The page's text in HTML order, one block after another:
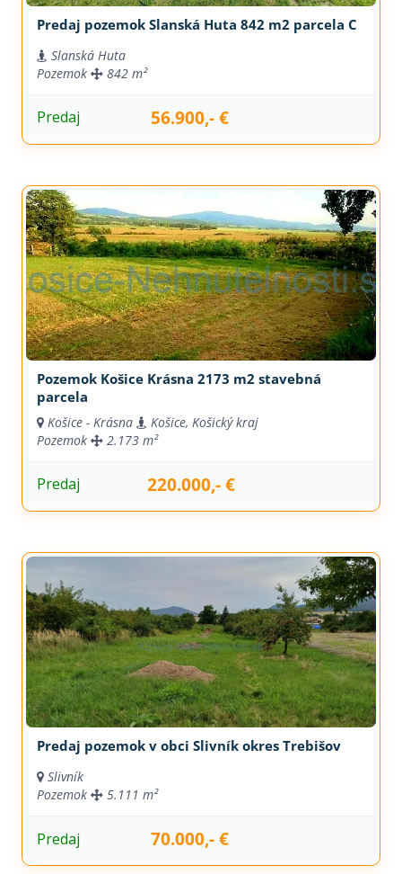
Predaj pozemok Slanská Huta 842 m2 parcela C
Slanská Huta
Pozemok
842 m²
Predaj 56.900,- €
Pozemok Košice Krásna 2173 m2 stavebná
parcela
Košice - Krásna
Košice, Košický kraj
Pozemok
2.173 m²
Predaj 220.000,- €
Predaj pozemok v obci Slivník okres Trebišov
Slivník
Pozemok
5.111 m²
Predaj 70.000,- €